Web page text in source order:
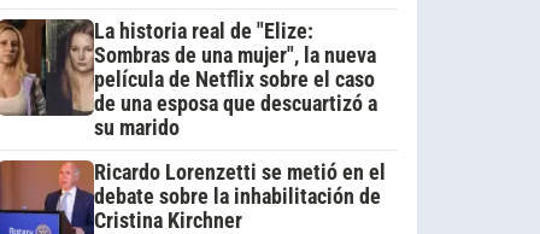
La historia real de "Elize:
Sombras de una mujer", la nueva
película de Netflix sobre el caso
de una esposa que descuartizó a
su marido
Ricardo Lorenzetti se metió en el
debate sobre la inhabilitación de
Cristina Kirchner